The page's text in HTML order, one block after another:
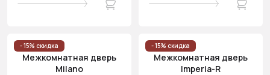
- 15% скидка
Межкомнатная дверь
Milano
- 15% скидка
Межкомнатная дверь
Imperia-R